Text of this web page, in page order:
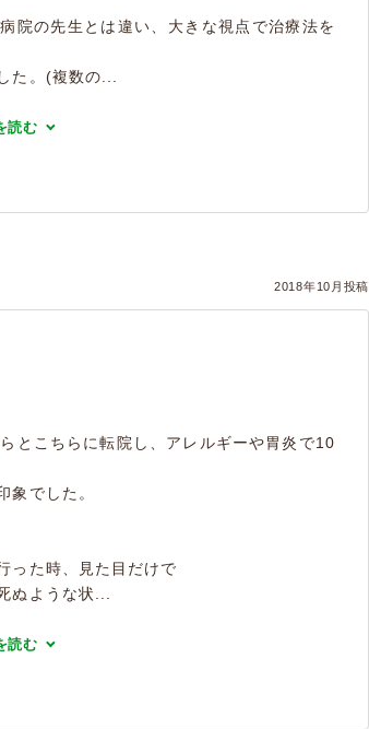
院の先生とは違い、大きな視点で治療法を
た。(複数の...
読む
2018年10月投稿
とこちらに転院し、アレルギーや胃炎で10
象でした。
った時、見た目だけで
ぬような状...
読む